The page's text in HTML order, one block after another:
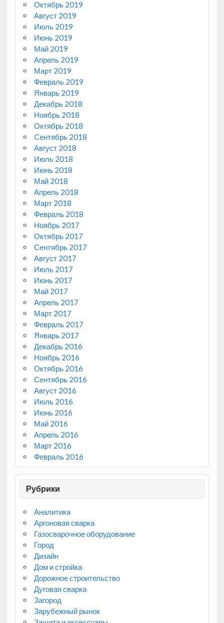
Октябрь 2019
Август 2019
Июль 2019
Июнь 2019
Май 2019
Апрель 2019
Март 2019
Февраль 2019
Январь 2019
Декабрь 2018
Ноябрь 2018
Октябрь 2018
Сентябрь 2018
Август 2018
Июль 2018
Июнь 2018
Май 2018
Апрель 2018
Март 2018
Февраль 2018
Ноябрь 2017
Октябрь 2017
Сентябрь 2017
Август 2017
Июль 2017
Июнь 2017
Май 2017
Апрель 2017
Март 2017
Февраль 2017
Январь 2017
Декабрь 2016
Ноябрь 2016
Октябрь 2016
Сентябрь 2016
Август 2016
Июль 2016
Июнь 2016
Май 2016
Апрель 2016
Март 2016
Февраль 2016
Рубрики
Аналитика
Аргоновая сварка
Газосварочное оборудование
Город
Дизайн
Дом и стройка
Дорожное строительство
Дуговая сварка
Загород
Зарубежный рынок